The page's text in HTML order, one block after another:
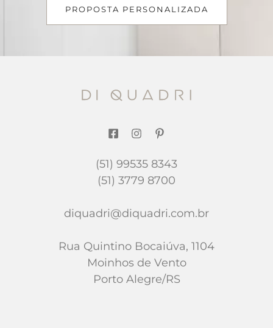
PROPOSTA PERSONALIZADA
(51) 99535 8343
(51) 3779 8700
diquadri@diquadri.com.br
Rua Quintino Bocaiúva, 1104
Moinhos de Vento
Porto Alegre/RS